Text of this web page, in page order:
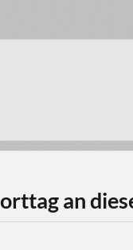
an